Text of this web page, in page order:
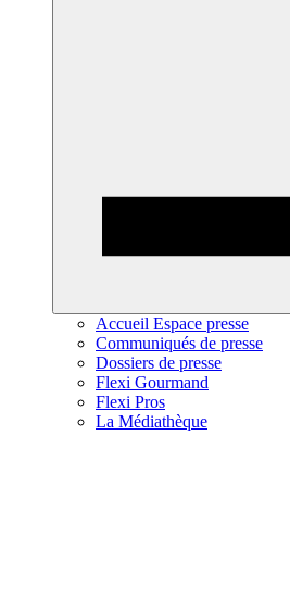
Accueil Espace presse
Communiqués de presse
Dossiers de presse
Flexi Gourmand
Flexi Pros
La Médiathèque